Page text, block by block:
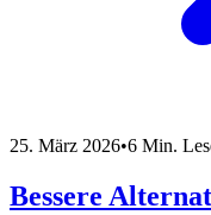
25. März 2026•6 Min.
Bessere